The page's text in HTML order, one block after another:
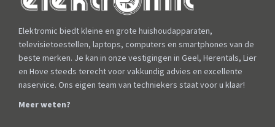
Elektromic biedt kleine en grote huishoudapparaten,
televisietoestellen, laptops, computers en smartphones van de
beste merken. Je kan in onze vestigingen in Geel, Herentals, Lier
en Hove steeds terecht voor vakkundig advies en excellente
naservice. Ons eigen team van techniekers staat voor u klaar!
Meer weten?